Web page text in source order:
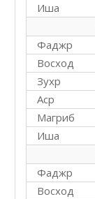
Иша
Фаджр
Восход
Зухр
Аср
Магриб
Иша
Фаджр
Восход